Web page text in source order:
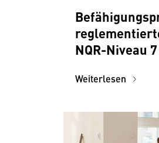
NQR-Niveau 7
Weiterlesen